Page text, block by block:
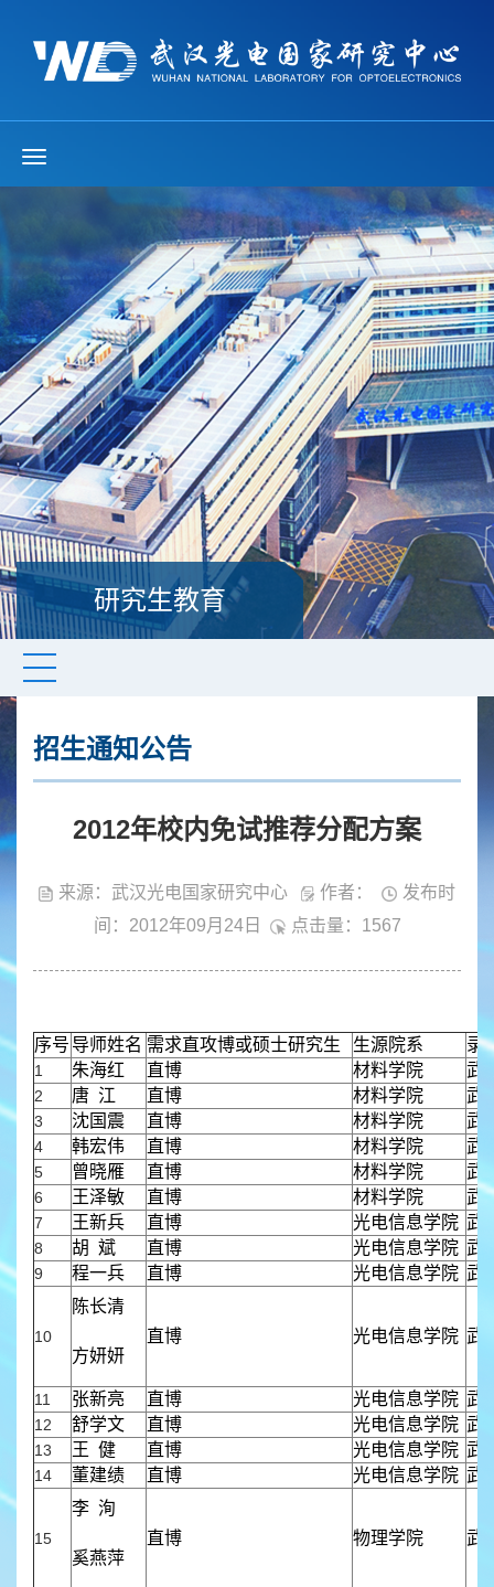
研究生教育
招生通知公告
2012年校内免试推荐分配方案
来源：武汉光电国家研究中心 作者：
发布时
间：2012年09月24日
点击量： 1567
序号 导师姓名 需求直攻博或硕士研究生 生源院系 录
1 朱海红 直博 材料学院 武
2 唐 江 直博 材料学院 武
3 沈国震 直博 材料学院 武
4 韩宏伟 直博 材料学院 武
5 曾晓雁 直博 材料学院 武
6 王泽敏 直博 材料学院 武
7 王新兵 直博 光电信息学院 武
8 胡 斌 直博 光电信息学院 武
9 程一兵 直博 光电信息学院 武
10
陈长清
方妍妍
直博 光电信息学院 武
11 张新亮 直博 光电信息学院 武
12 舒学文 直博 光电信息学院 武
13 王 健 直博 光电信息学院 武
14 董建绩 直博 光电信息学院 武
15
李 洵
奚燕萍
直博 物理学院 武